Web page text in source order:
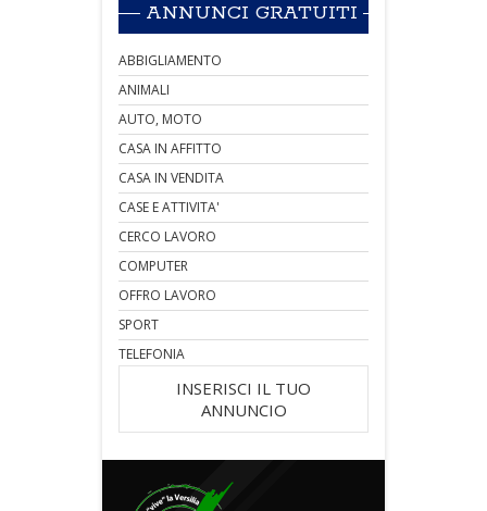
ANNUNCI GRATUITI
ABBIGLIAMENTO
ANIMALI
AUTO, MOTO
CASA IN AFFITTO
CASA IN VENDITA
CASE E ATTIVITA'
CERCO LAVORO
COMPUTER
OFFRO LAVORO
SPORT
TELEFONIA
INSERISCI IL TUO
ANNUNCIO